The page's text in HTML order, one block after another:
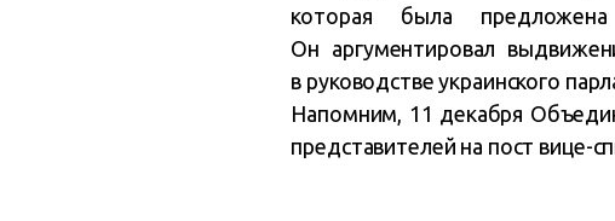
которая была
Он аргументировал
в руководстве украинского
Напомним, 11 декабря
представителей на пост вице-